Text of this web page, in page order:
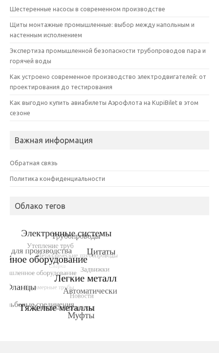
Шестеренные насосы в современном производстве
Щиты монтажные промышленные: выбор между напольным и
настенным исполнением
Экспертиза промышленной безопасности трубопроводов пара и
горячей воды
Как устроено современное производство электродвигателей: от
проектирования до тестирования
Как выгодно купить авиабилеты Аэрофлота на KupiBilet в этом
сезоне
Важная информация
Обратная связь
Политика конфиденциальности
Облако тегов